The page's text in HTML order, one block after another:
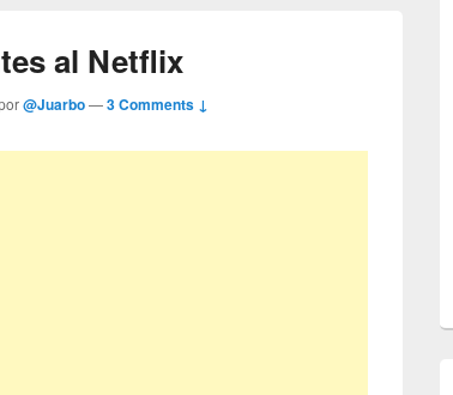
al Netflix
@Juarbo—3 Comments ↓